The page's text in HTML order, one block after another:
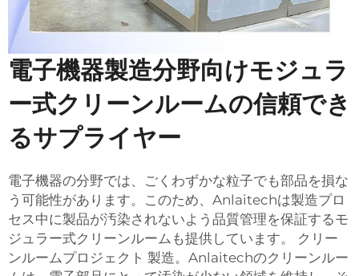
電子機器製造分野向けモジュラ
ー式クリーンルームの信頼でき
るサプライヤー
電子機器の分野では、ごくわずかな粒子でも部品を損な
う可能性があります。このため、Anlaitechは製造プロ
セス中に製品が汚染されないよう品質管理を保証するモ
ジュラー式クリーンルームも提供しています。 クリー
ンルームプロジェクト 製造。Anlaitechのクリーンルー